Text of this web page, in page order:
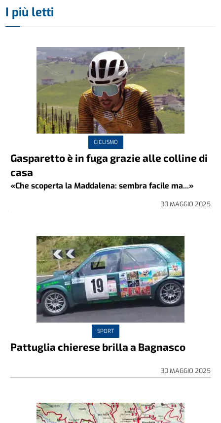
I più letti
CICLISMO
Gasparetto è in fuga grazie alle colline di
casa
«Che scoperta la Maddalena: sembra facile ma...»
30 MAGGIO 2025
SPORT
Pattuglia chierese brilla a Bagnasco
30 MAGGIO 2025